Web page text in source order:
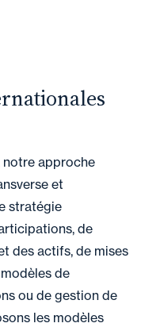
notre approche
et
stratégie
de
des actifs, de mises
de
ou de gestion de
les modèles